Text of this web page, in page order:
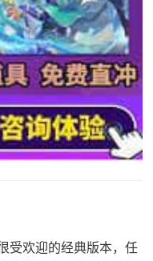
受欢迎的经典版本，任